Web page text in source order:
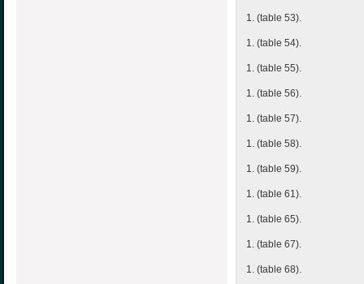
1. (table 53).
1. (table 54).
1. (table 55).
1. (table 56).
1. (table 57).
1. (table 58).
1. (table 59).
1. (table 61).
1. (table 65).
1. (table 67).
1. (table 68).